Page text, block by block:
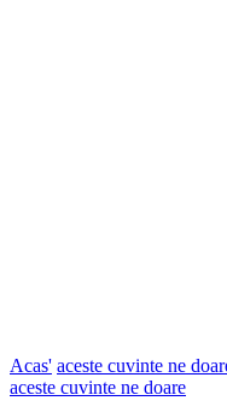
Acas' aceste cuvinte ne
aceste cuvinte ne doare